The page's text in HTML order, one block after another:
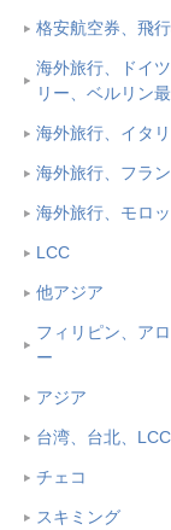
格安航空券、飛
海外旅行、ドイ
リー、ベルリン
海外旅行、イタ
海外旅行、フラ
海外旅行、モロ
LCC
他アジア
フィリピン、ア
ー
アジア
台湾、台北、LCC
チェコ
スキミング